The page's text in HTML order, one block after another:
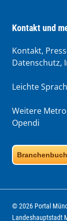
Kontakt und
Kontakt,
Datenschutz,
Leichte
Weitere
Opendi
Branchenbuch
© 2026 Portal
Landeshauptstadt